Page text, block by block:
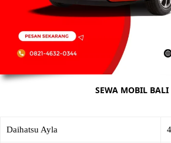
SEWA MOBIL BALI
Daihatsu Ayla